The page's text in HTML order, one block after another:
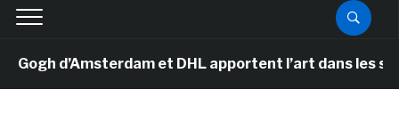
d’Amsterdam et DHL apportent l’art dans les